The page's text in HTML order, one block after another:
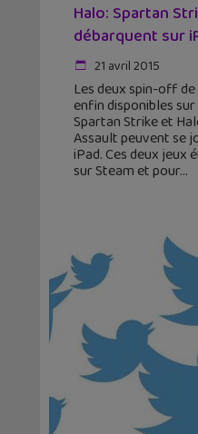
Halo: Spartan
débarquent sur
21 avril 2015
Les deux spin-off
enfin disponibles
Spartan Strike et
Assault peuvent se
iPad. Ces deux jeux
sur Steam et pour